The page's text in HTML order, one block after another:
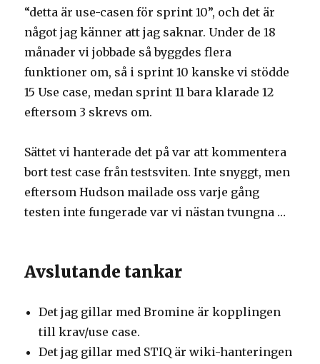
“detta är use-casen för sprint 10”, och det är
något jag känner att jag saknar. Under de 18
månader vi jobbade så byggdes flera
funktioner om, så i sprint 10 kanske vi stödde
15 Use case, medan sprint 11 bara klarade 12
eftersom 3 skrevs om.
Sättet vi hanterade det på var att kommentera
bort test case från testsviten. Inte snyggt, men
eftersom Hudson mailade oss varje gång
testen inte fungerade var vi nästan tvungna …
Avslutande tankar
Det jag gillar med Bromine är kopplingen
till krav/use case.
Det jag gillar med STIQ är wiki-hanteringen